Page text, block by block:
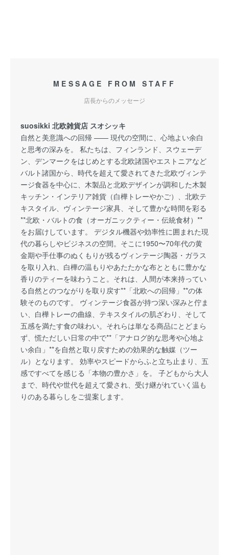
MESSAGE FROM STAFF
店長からのメッセージ
suosikki 北欧雑貨店 スオシッキ
自然と美意識への回帰 —— 現代の空間に、心地よい余白
と思考の深みを。 私たちは、フィンランド、スウェーデ
ン、デンマークをはじめとする北欧諸国やエストニアなど
バルト諸国から、時代を超えて愛されてきた北欧ヴィンテ
ージ食器を中心に、木製品と北欧デザインが調和した木製
キッチン・インテリア雑貨（白樺トレーやかご）、北欧テ
キスタイル、ヴィンテージ家具、そして豊かな時間を彩る
**北欧・バルトの食（オーガニックティー・伝統食材）**
をお届けしています。 デジタル機器や効率性に囲まれた現
代の暮らしやビジネスの空間。そこに1950〜70年代の黄
金期や手仕事のぬくもりが残るヴィンテージ陶器・ガラス
を取り入れ、白樺の温もりやあたたかな布とともに豊かな
香りのティーを味わうこと。それは、人間が本来持ってい
る自然とのつながりを取り戻す**「北欧への回帰」**の体
験そのものです。 ヴィンテージ食器が持つ深い深みと佇ま
い、白樺トレーの曲線、テキスタイルの肌ざわり、そして
五感を満たす食の味わい。それらは単なる商品にとどまら
ず、慌ただしい日常の中で**「アナログ的な思考や心地よ
い余白」**を自然と取り戻すための効果的な触媒（ツー
ル）となります。 効率やスピードからふと立ち止まり、五
感ですべてを感じる「本物の豊かさ」を。 子どもから大人
まで、時代や世代を超えて愛され、受け継がれていく温も
りのある暮らしをご提案します。